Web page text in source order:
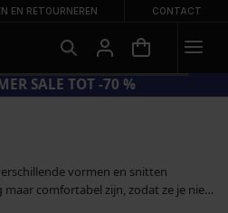
EN RETOURNEREN CONTACT
vormen en snitten
comfortabel zijn, zodat ze je niet